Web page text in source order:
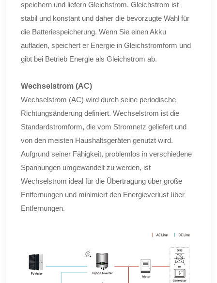
speichern und liefern Gleichstrom. Gleichstrom ist
stabil und konstant und daher die bevorzugte Wahl für
die Batteriespeicherung. Wenn Sie einen Akku
aufladen, speichert er Energie in Gleichstromform und
gibt bei Betrieb Energie als Gleichstrom ab.
Wechselstrom (AC)
Wechselstrom (AC) wird durch seine periodische
Richtungsänderung definiert. Wechselstrom ist die
Standardstromform, die vom Stromnetz geliefert und
von den meisten Haushaltsgeräten genutzt wird.
Aufgrund seiner Fähigkeit, problemlos in verschiedene
Spannungen umgewandelt zu werden, ist
Wechselstrom ideal für die Übertragung über große
Entfernungen und minimiert den Energieverlust über
Entfernungen.